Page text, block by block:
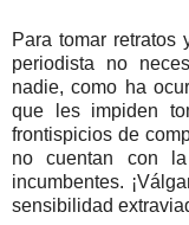
Para tomar retratos
periodista no
nadie, como ha
que les impiden
frontispicios de
no cuentan con
incumbentes.
sensibilidad